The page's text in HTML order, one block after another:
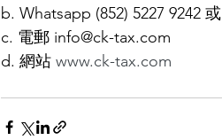
b. Whatsapp (852) 5227 9242 或
c. 電郵 info@ck-tax.com
d. 網站 www.ck-tax.com